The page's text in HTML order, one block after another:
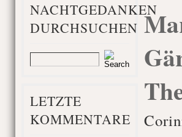
NACHTGEDANKEN
DURCHSUCHEN
LETZTE
KOMMENTARE